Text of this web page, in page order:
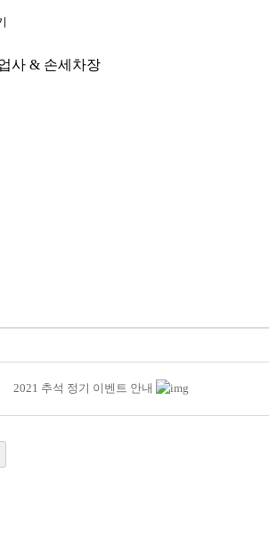
사 & 손세차장
2021 추석 정기 이벤트 안내